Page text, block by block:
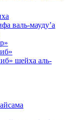
валь-мауду’а
шейха аль-